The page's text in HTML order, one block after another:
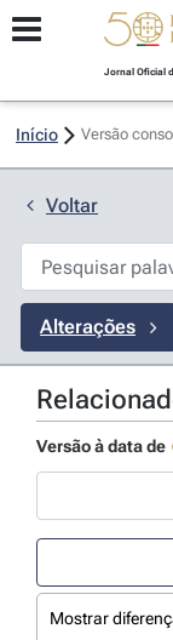
Jornal Oficial
Início Versão
Voltar
Alterações
Versão à data de
Use a tecla de
Mostrar